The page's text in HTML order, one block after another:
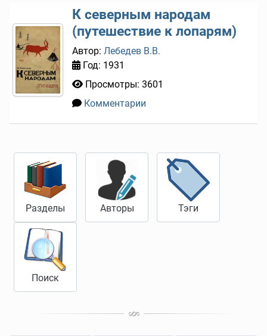
К северным народам
(путешествие к лопарям)
Автор: Лебедев В.В.
Год: 1931
Просмотры: 3601
Комментарии
Разделы Авторы Тэги
Поиск